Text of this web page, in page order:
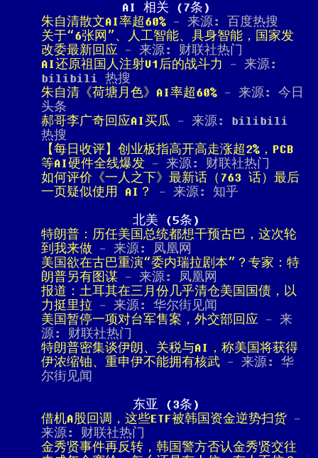
AI 相关 (7条)
朱自清散文AI率超60% - 来源: 百度热搜
关于“6张网”、人工智能、具身智能，国家发
改委最新回应 - 来源: 财联社热门
AI还原祖国人注射V1后的战斗力 - 来源:
bilibili 热搜
朱自清《荷塘月色》AI率超60% - 来源: 今日
头条
郝哥李广奇回应AI买瓜 - 来源: bilibili
热搜
【每日收评】创业板指高开高走涨超2%，PCB
等AI硬件全线爆发 - 来源: 财联社热门
如何评价《一人之下》最新话（763 话）最后
一页疑似使用 AI？
- 来源: 知乎
北美 (5条)
特朗普：历任美国总统都想干预古巴，这次轮
到我来做 - 来源: 凤凰网
美国欲在古巴重演“委内瑞拉剧本”？专家：特
朗普另有图谋 - 来源: 凤凰网
报道：土耳其在三月份几乎清仓美国国债，以
力挺里拉 - 来源: 华尔街见闻
美国暂停一项对台军售案，外交部回应 - 来
源: 财联社热门
特朗普密集谈伊朗、关税与AI，称美国将获得
伊浓缩铀、重申伊不能拥有核武 - 来源: 华
尔街见闻
东亚 (3条)
借机A股回调，这些ETF被韩国资金逆势扫货 -
来源: 财联社热门
金秀贤事件再反转，韩国警方否认金秀贤交往